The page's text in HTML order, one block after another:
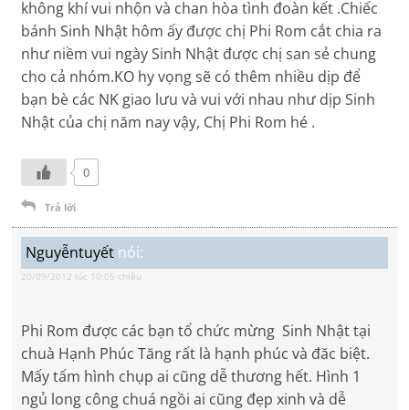
không khí vui nhộn và chan hòa tình đoàn kết .Chiếc
bánh Sinh Nhật hôm ấy được chị Phi Rom cắt chia ra
như niềm vui ngày Sinh Nhật được chị san sẻ chung
cho cả nhóm.KO hy vọng sẽ có thêm nhiều dịp để
bạn bè các NK giao lưu và vui với nhau như dịp Sinh
Nhật của chị năm nay vậy, Chị Phi Rom hé .
0
Trả lời
Nguyễntuyết nói:
20/09/2012 lúc 10:05 chiều
Phi Rom được các bạn tổ chức mừng Sinh Nhật tại
chuà Hạnh Phúc Tăng rất là hạnh phúc và đăc biệt.
Mấy tấm hình chụp ai cũng dễ thương hết. Hình 1
ngủ long công chuá ngồi ai cũng đẹp xinh và dễ